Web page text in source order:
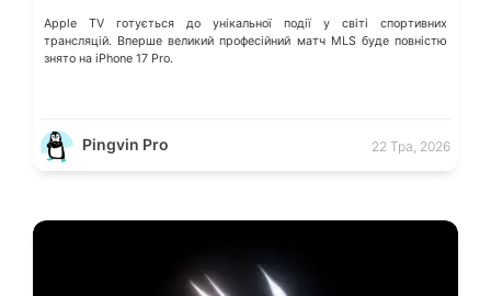
Apple TV готується до унікальної події у світі спортивних
трансляцій. Вперше великий професійний матч MLS буде повністю
знято на iPhone 17 Pro.
Pingvin Pro 22 Тра, 2026